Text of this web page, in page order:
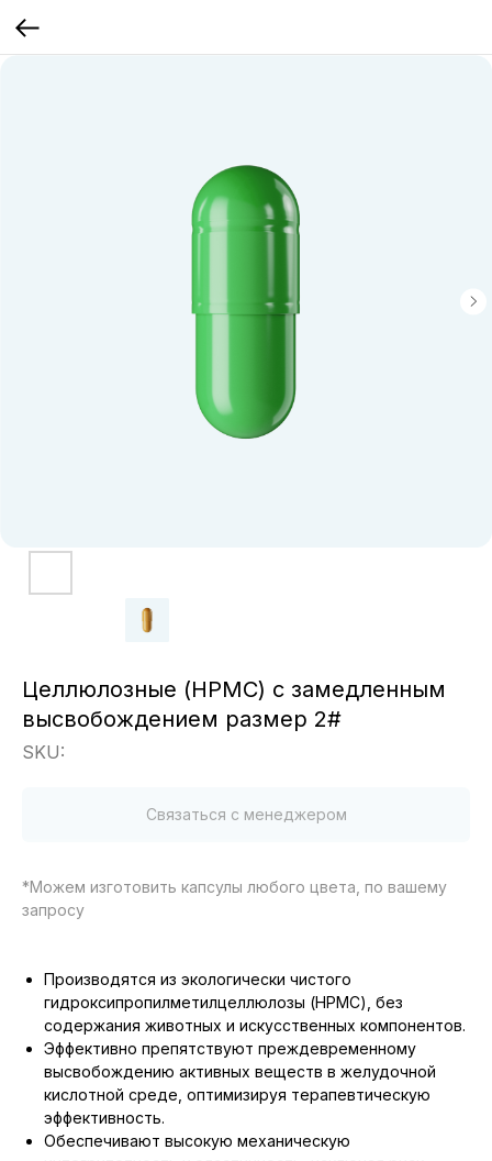
Целлюлозные (HPMC) с замедленным
высвобождением размер 2#
SKU:
Связаться с менеджером
*Можем изготовить капсулы любого цвета, по вашему
запросу
Производятся из экологически чистого
гидроксипропилметилцеллюлозы (HPMC), без
содержания животных и искусственных компонентов.
Эффективно препятствуют преждевременному
высвобождению активных веществ в желудочной
кислотной среде, оптимизируя терапевтическую
эффективность.
Обеспечивают высокую механическую